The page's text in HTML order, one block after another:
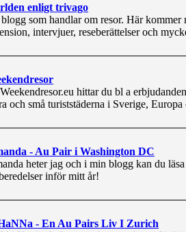
enligt trivago
som handlar om resor. Här kommer
intervjuer, reseberättelser och
hittar du bl a
och små turiststäderna i Sverige,
- Au Pair i Washington DC
heter jag och i min blogg kan du
inför mitt år!
- En Au Pairs Liv I Zurich